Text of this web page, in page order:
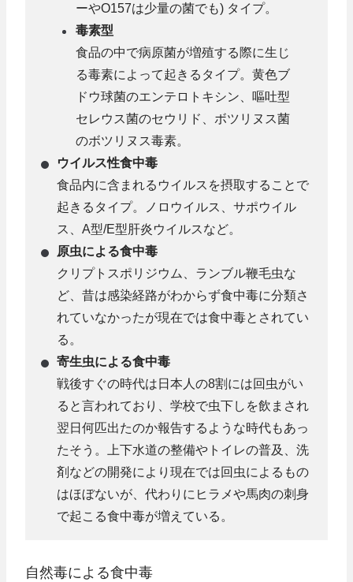
ーやO157は少量の菌でも) タイプ。
毒素型
食品の中で病原菌が増殖する際に生じ
る毒素によって起きるタイプ。黄色ブ
ドウ球菌のエンテロトキシン、嘔吐型
セレウス菌のセウリド、ボツリヌス菌
のボツリヌス毒素。
ウイルス性食中毒
食品内に含まれるウイルスを摂取することで
起きるタイプ。ノロウイルス、サポウイル
ス、A型/E型肝炎ウイルスなど。
原虫による食中毒
クリプトスポリジウム、ランブル鞭毛虫な
ど、昔は感染経路がわからず食中毒に分類さ
れていなかったが現在では食中毒とされてい
る。
寄生虫による食中毒
戦後すぐの時代は日本人の8割には回虫がい
ると言われており、学校で虫下しを飲まされ
翌日何匹出たのか報告するような時代もあっ
たそう。上下水道の整備やトイレの普及、洗
剤などの開発により現在では回虫によるもの
はほぼないが、代わりにヒラメや馬肉の刺身
で起こる食中毒が増えている。
自然毒による食中毒